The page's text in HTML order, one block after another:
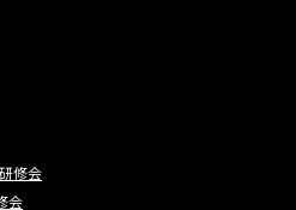
修会
会